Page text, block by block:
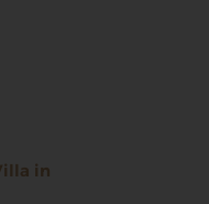
in